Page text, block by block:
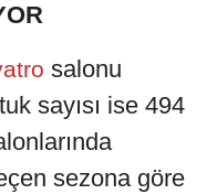
salonu
sayısı ise 494
sezona göre